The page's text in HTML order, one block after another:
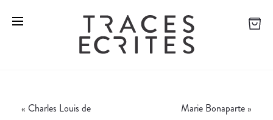
« Charles Louis de
Marie Bonaparte »